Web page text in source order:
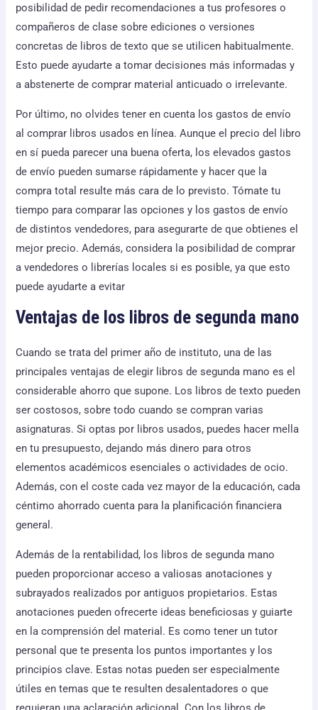
posibilidad de pedir recomendaciones a tus profesores o
compañeros de clase sobre ediciones o versiones
concretas de libros de texto que se utilicen habitualmente.
Esto puede ayudarte a tomar decisiones más informadas y
a abstenerte de comprar material anticuado o irrelevante.
Por último, no olvides tener en cuenta los gastos de envío
al comprar libros usados en línea. Aunque el precio del libro
en sí pueda parecer una buena oferta, los elevados gastos
de envío pueden sumarse rápidamente y hacer que la
compra total resulte más cara de lo previsto. Tómate tu
tiempo para comparar las opciones y los gastos de envío
de distintos vendedores, para asegurarte de que obtienes el
mejor precio. Además, considera la posibilidad de comprar
a vendedores o librerías locales si es posible, ya que esto
puede ayudarte a evitar
Ventajas de los libros de segunda mano
Cuando se trata del primer año de instituto, una de las
principales ventajas de elegir libros de segunda mano es el
considerable ahorro que supone. Los libros de texto pueden
ser costosos, sobre todo cuando se compran varias
asignaturas. Si optas por libros usados, puedes hacer mella
en tu presupuesto, dejando más dinero para otros
elementos académicos esenciales o actividades de ocio.
Además, con el coste cada vez mayor de la educación, cada
céntimo ahorrado cuenta para la planificación financiera
general.
Además de la rentabilidad, los libros de segunda mano
pueden proporcionar acceso a valiosas anotaciones y
subrayados realizados por antiguos propietarios. Estas
anotaciones pueden ofrecerte ideas beneficiosas y guiarte
en la comprensión del material. Es como tener un tutor
personal que te presenta los puntos importantes y los
principios clave. Estas notas pueden ser especialmente
útiles en temas que te resulten desalentadores o que